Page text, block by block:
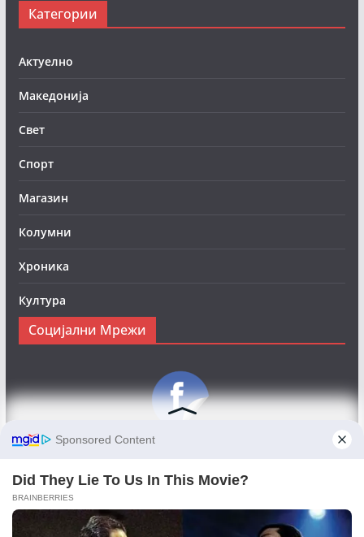
Категории
Актуелно
Македонија
Свет
Спорт
Магазин
Колумни
Хроника
Култура
Социјални Мрежи
вести:
Objektivno24.mk